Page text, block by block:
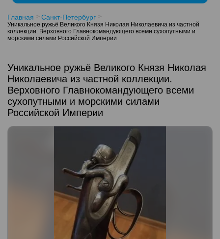
Главная Санкт-Петербург
Уникальное ружьё Великого Князя Николая Николаевича из частной
коллекции. Верховного Главнокомандующего всеми сухопутными и
морскими силами Российской Империи
Уникальное ружьё Великого Князя Николая
Николаевича из частной коллекции.
Верховного Главнокомандующего всеми
сухопутными и морскими силами
Российской Империи